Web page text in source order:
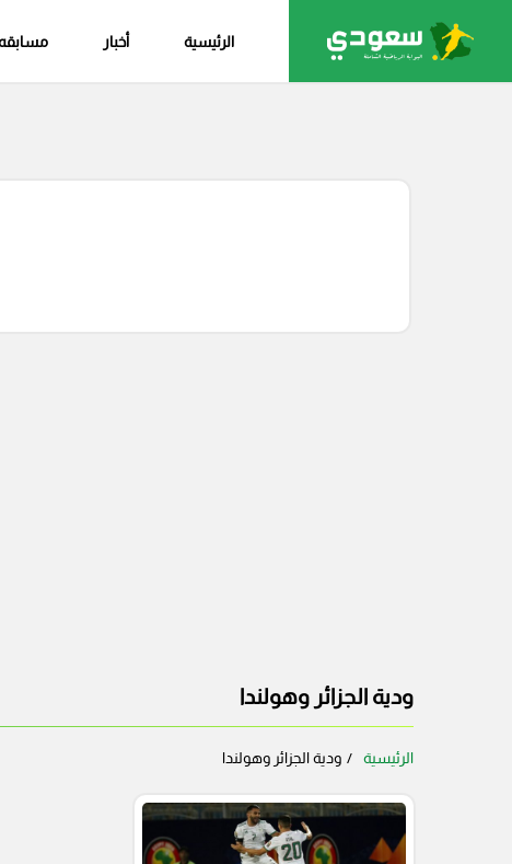
الرئيسية أخبار
ودية الجزائر وهولندا
الرئيسية ودية الجزائر وهولندا